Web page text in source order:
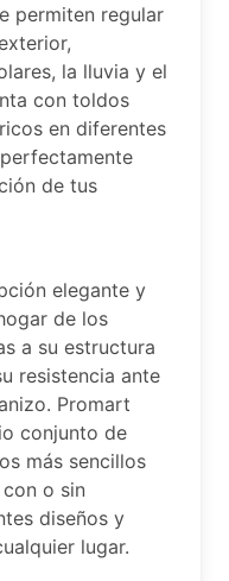
permiten regular
la lluvia y el
con toldos
en diferentes
de tus
elegante y
de los
a su estructura
resistencia ante
Promart
conjunto de
más sencillos
o sin
diseños y
lugar.